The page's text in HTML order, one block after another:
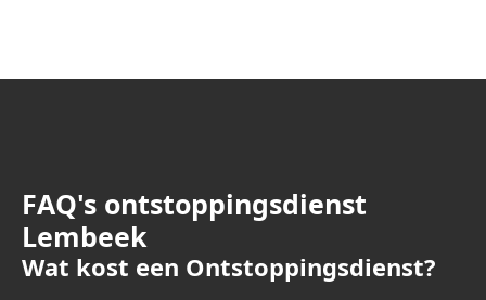
FAQ's ontstoppingsdienst
Lembeek
Wat kost een Ontstoppingsdienst?